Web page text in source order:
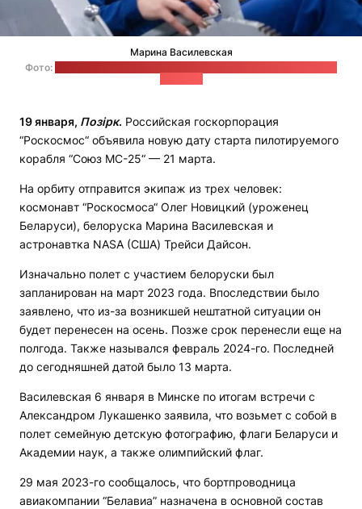
Марина Василевская
Фото:
19 января, Позірк. Российская госкорпорация
“Роскосмос“ объявила новую дату старта пилотируемого
корабля “Союз МС-25“ — 21 марта.
На орбиту отправится экипаж из трех человек:
космонавт “Роскосмоса“ Олег Новицкий (уроженец
Беларуси), белоруска Марина Василевская и
астронавтка NASA (США) Трейси Дайсон.
Изначально полет с участием белоруски был
запланирован на март 2023 года. Впоследствии было
заявлено, что из-за возникшей нештатной ситуации он
будет перенесен на осень. Позже срок перенесли еще на
полгода. Также назывался февраль 2024-го. Последней
до сегодняшней датой было 13 марта.
Василевская 6 января в Минске по итогам встречи с
Александром Лукашенко заявила, что возьмет с собой в
полет семейную детскую фотографию, флаги Беларуси и
Академии наук, а также олимпийский флаг.
29 мая 2023-го сообщалось, что бортпроводница
авиакомпании “Белавиа” назначена в основной состав